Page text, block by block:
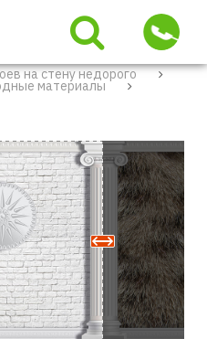
на стену недорого
материалы